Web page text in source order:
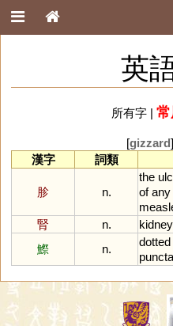
英
所有字|
[gizzard
漢字
詞類
胗 n.
the
of any
腎
n. kidney
鰶
n.
dotted